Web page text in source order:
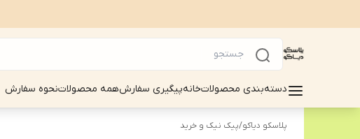
دسته‌بندی محصولاتخانهپیگیری سفارشهمه محصولاتنحوه سفارش
پلاسکو دیاکو/پیک نیک و خرید